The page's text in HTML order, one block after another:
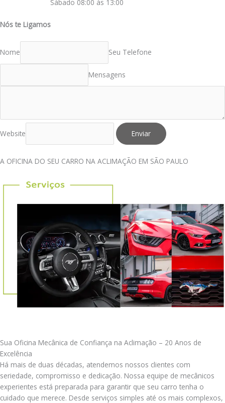
Sábado 08:00 às 13:00
Nós te Ligamos
Nome Seu Telefone
Mensagens
Website Enviar
A OFICINA DO SEU CARRO NA ACLIMAÇÃO EM SÃO PAULO
Sua Oficina Mecânica de Confiança na Aclimação – 20 Anos de
Excelência
Há mais de duas décadas, atendemos nossos clientes com
seriedade, compromisso e dedicação. Nossa equipe de mecânicos
experientes está preparada para garantir que seu carro tenha o
cuidado que merece. Desde serviços simples até os mais complexos,